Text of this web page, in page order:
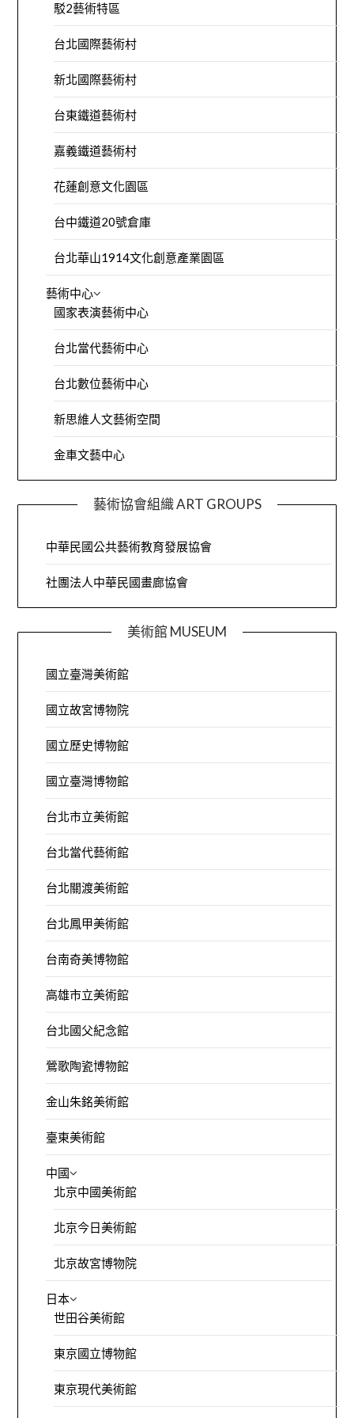
駁2藝術特區
台北國際藝術村
新北國際藝術村
台東鐵道藝術村
嘉義鐵道藝術村
花蓮創意文化園區
台中鐵道20號倉庫
台北華山1914文化創意產業園區
藝術中心
國家表演藝術中心
台北當代藝術中心
台北數位藝術中心
新思維人文藝術空間
金車文藝中心
藝術協會組織 ART GROUPS
中華民國公共藝術教育發展協會
社團法人中華民國畫廊協會
美術館 MUSEUM
國立臺灣美術館
國立故宮博物院
國立歷史博物館
國立臺灣博物館
台北市立美術館
台北當代藝術館
台北關渡美術館
台北鳳甲美術館
台南奇美博物館
高雄市立美術館
台北國父紀念館
鶯歌陶瓷博物館
金山朱銘美術館
臺東美術館
中國
北京中國美術館
北京今日美術館
北京故宮博物院
日本
世田谷美術館
東京國立博物館
東京現代美術館